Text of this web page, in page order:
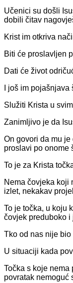
Učenici su došli
dobili čitav
Krist im otkriva
Biti će proslavljen
Dati će život
I još im
Služiti Krista u
Zanimljivo je da
On govori da mu
proslavi po onome
To je za Krista
Nema čovjeka koji
izlet, nekakav
To je točka, u koju
čovjek preduboko i
Tko od nas nije
U situaciji kada
Točka s koje nema
povratak nemoguć